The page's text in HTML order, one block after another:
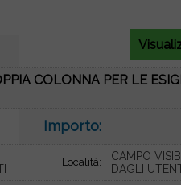
COLONNA PER LE
Importo:
Località:
CAMPO
DAGLI